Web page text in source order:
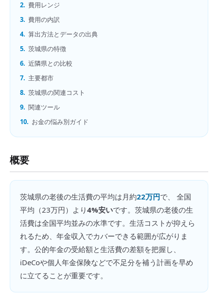
2. 費用レンジ
3. 費用の内訳
4. 算出方法とデータの出典
5. 茨城県の特徴
6. 近隣県との比較
7. 主要都市
8. 茨城県の関連コスト
9. 関連ツール
10. お金の悩み別ガイド
概要
茨城県の老後の生活費の平均は月約22万円で、 全国
平均（23万円）より4%安いです。 茨城県の老後の生
活費は全国平均並みの水準です。生活コストが抑えら
れるため、年金収入でカバーできる範囲が広がりま
す。公的年金の受給額と生活費の差額を把握し、
iDeCoや個人年金保険などで不足分を補う計画を早め
に立てることが重要です。